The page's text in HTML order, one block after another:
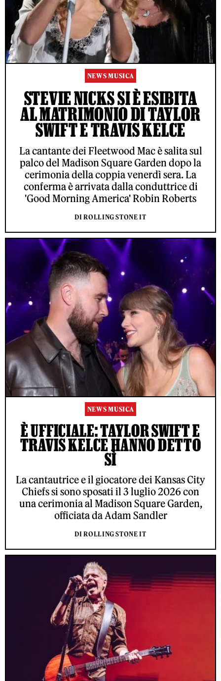
NEWS MUSICA
STEVIE NICKS SI È ESIBITA
AL MATRIMONIO DI TAYLOR
SWIFT E TRAVIS KELCE
La cantante dei Fleetwood Mac è salita sul
palco del Madison Square Garden dopo la
cerimonia della coppia venerdì sera. La
conferma è arrivata dalla conduttrice di
'Good Morning America' Robin Roberts
DI ROLLING STONE IT
NEWS MUSICA
È UFFICIALE: TAYLOR SWIFT E
TRAVIS KELCE HANNO DETTO
SÌ
La cantautrice e il giocatore dei Kansas City
Chiefs si sono sposati il 3 luglio 2026 con
una cerimonia al Madison Square Garden,
officiata da Adam Sandler
DI ROLLING STONE IT